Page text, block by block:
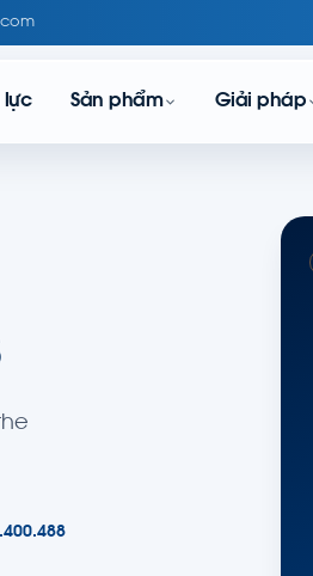
lực Sản phẩm Giải pháp